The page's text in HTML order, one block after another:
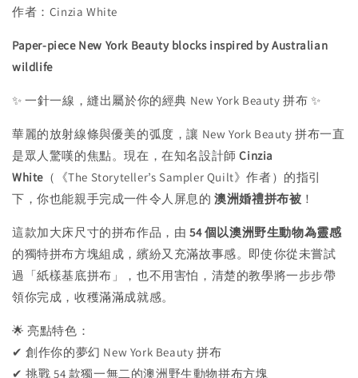
作者：Cinzia White
Paper-piece New York Beauty blocks inspired by Australian
wildlife
✨ 一針一線，縫出屬於你的經典 New York Beauty 拼布 ✨
華麗的放射線條與優美的弧度，讓 New York Beauty 拼布一直
是眾人驚嘆的焦點。現在，在知名設計師Cinzia
White （《The Storyteller’s Sampler Quilt》作者）的指引
下，你也能親手完成一件令人屏息的澳洲婚禮拼布被 ！
這款加大床尺寸的拼布作品，由 54 個以澳洲野生動物為靈感
的獨特拼布方塊組成，繽紛又充滿故事感。即使你從未嘗試
過「紙樣基底拼布」，也不用害怕，清楚的教學將一步步帶
領你完成，收穫滿滿成就感。
🌟 亮點特色：
✔ 創作你的夢幻 New York Beauty 拼布
✔ 挑戰 54 款獨一無二的澳洲野生動物拼布方塊